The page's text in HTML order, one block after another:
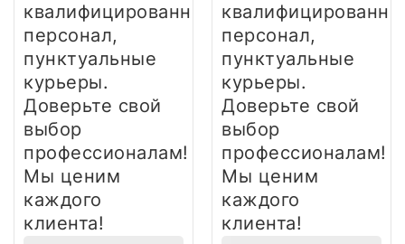
квалифицированный
персонал,
пунктуальные
курьеры.
Доверьте свой
выбор
профессионалам!
Мы ценим
каждого
клиента!
персонал,
пунктуальные
курьеры.
Доверьте свой
выбор
профессионалам!
Мы ценим
каждого
клиента!